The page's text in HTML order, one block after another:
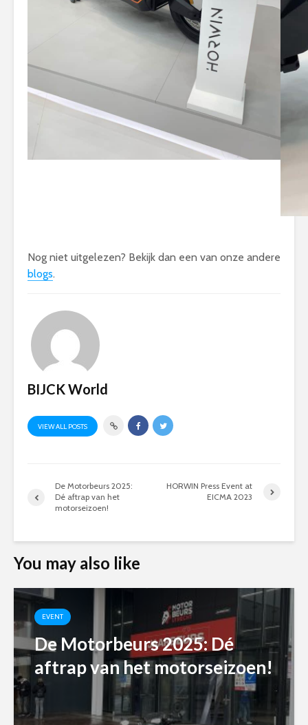
Nog niet uitgelezen? Bekijk dan een van onze andere
blogs.
BIJCK World
VIEW ALL POSTS
De Motorbeurs 2025:
Dé aftrap van het
motorseizoen!
HORWIN Press Event at
EICMA 2023
You may also like
EVENT
De Motorbeurs 2025: Dé
aftrap van het motorseizoen!